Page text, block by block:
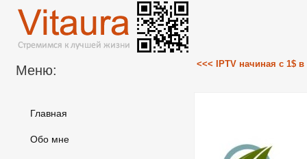
Меню:
Главная
Обо мне
<<< IPTV начиная с 1$